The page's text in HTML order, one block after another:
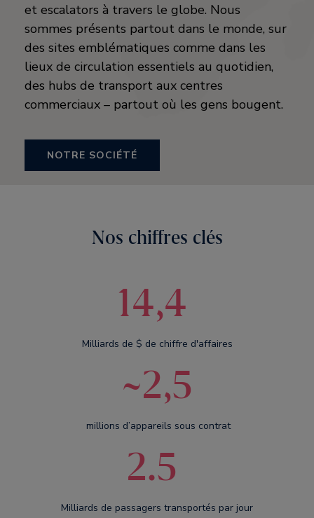
et escalators à travers le globe. Nous
sommes présents partout dans le monde, sur
des sites emblématiques comme dans les
lieux de circulation essentiels au quotidien,
des hubs de transport aux centres
commerciaux – partout où les gens bougent.
NOTRE SOCIÉTÉ
Nos chiffres clés
14,4
Milliards de $ de chiffre d'affaires
~2,5
millions d’appareils sous contrat
2.5
Milliards de passagers transportés par jour